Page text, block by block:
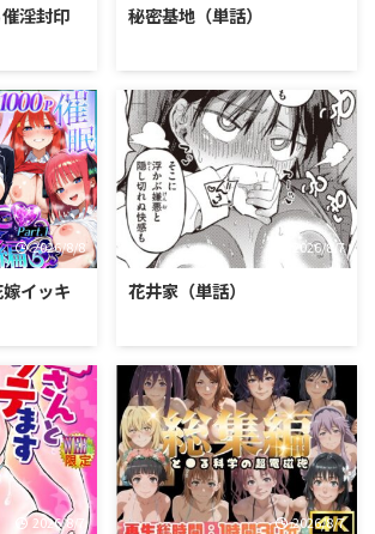
淫封印
秘密基地（単話）
2026/8/8
イッキ
2026/8/7
花井家（単話）
2026/8/7 2026/8/7